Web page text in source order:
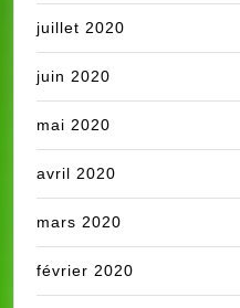
juillet 2020
juin 2020
mai 2020
avril 2020
mars 2020
février 2020